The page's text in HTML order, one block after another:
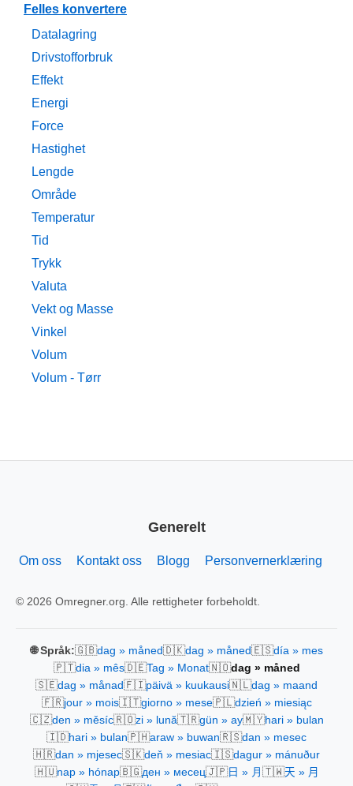
Felles konvertere
Datalagring
Drivstofforbruk
Effekt
Energi
Force
Hastighet
Lengde
Område
Temperatur
Tid
Trykk
Valuta
Vekt og Masse
Vinkel
Volum
Volum - Tørr
Generelt
Om oss Kontakt oss Blogg Personvernerklæring
© 2026 Omregner.org. Alle rettigheter forbeholdt.
🌐 Språk:🇬🇧dag » måned🇩🇰dag » måned🇪🇸día » mes
🇵🇹dia » mês🇩🇪Tag » Monat🇳🇴dag » måned
🇸🇪dag » månad🇫🇮päivä » kuukausi🇳🇱dag » maand
🇫🇷jour » mois🇮🇹giorno » mese🇵🇱dzień » miesiąc
🇨🇿den » měsíc🇷🇴zi » lună🇹🇷gün » ay🇲🇾hari » bulan
🇮🇩hari » bulan🇵🇭araw » buwan🇷🇸dan » mesec
🇭🇷dan » mjesec🇸🇰deň » mesiac🇮🇸dagur » mánuður
🇭🇺nap » hónap🇧🇬ден » месец🇯🇵日 » 月 🇹🇼天 » 月